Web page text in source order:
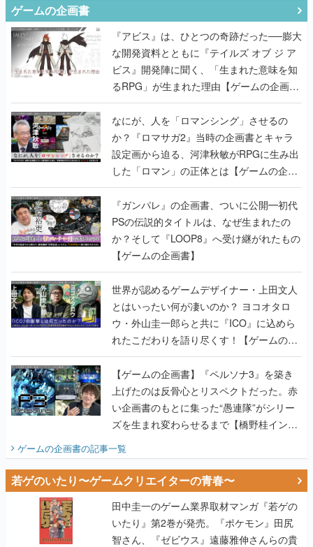
ゲームの企画書
『アビス』は、ひとつの奇跡だった──膨大
な開発資料とともに『テイルズ オブ ジ ア
ビス』開発陣に聞く、「生まれた意味を知
るRPG」が生まれた理由【ゲームの企画
書】
なにが、人を「ロマンシング」させるの
か？『ロマサガ2』当時の企画書とキャラ
設定画から迫る、河津秋敏がRPGに生み出
した「ロマン」の正体とは【ゲームの企画
書】
『ガンパレ』の企画書、ついに公開━初代
PSの伝説的タイトルは、なぜ生まれたの
か？そして『LOOP8』へ受け継がれたもの
【ゲームの企画書】
世界が認めるゲームデザイナー・上田文人
とはいったい何が凄いのか？ ヨコオタロ
ウ・外山圭一郎らと共に『ICO』に込めら
れたこだわりを語り尽くす！【ゲームの企
画書】
【ゲームの企画書】『ペルソナ3』を築き
上げたのは反骨心とリスペクトだった。赤
い企画書のもとに集った“愚連隊”がシリー
ズを生まれ変わらせるまで【橋野桂インタ
ゲームの企画書の記事一覧
若ゲのいたり〜ゲームクリエイターの青春〜
田中圭一のゲーム業界取材マンガ『若ゲの
いたり』第2巻が発売。『ポケモン』田尻
智さん、『ゼビウス』遠藤雅伸さんらの貴